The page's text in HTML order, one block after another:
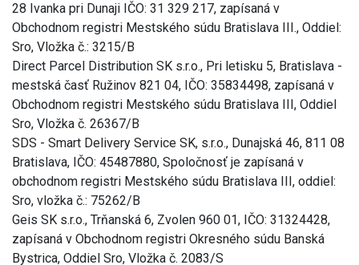
28 Ivanka pri Dunaji IČO: 31 329 217, zapísaná v
Obchodnom registri Mestského súdu Bratislava III., Oddiel:
Sro, Vložka č.: 3215/B
Direct Parcel Distribution SK s.r.o., Pri letisku 5, Bratislava -
mestská časť Ružinov 821 04, IČO: 35834498, zapísaná v
Obchodnom registri Mestského súdu Bratislava III, Oddiel
Sro, Vložka č. 26367/B
SDS - Smart Delivery Service SK, s.r.o., Dunajská 46, 811 08
Bratislava, IČO: 45487880, Spoločnosť je zapísaná v
obchodnom registri Mestského súdu Bratislava III, oddiel:
Sro, vložka č.: 75262/B
Geis SK s.r.o., Trňanská 6, Zvolen 960 01, IČO: 31324428,
zapísaná v Obchodnom registri Okresného súdu Banská
Bystrica, Oddiel Sro, Vložka č. 2083/S